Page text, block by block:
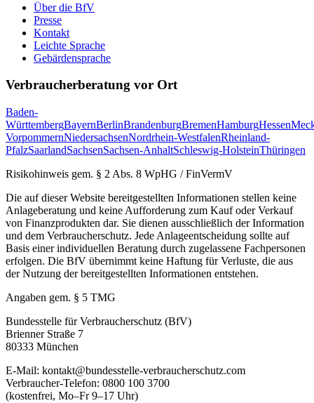
Über die BfV
Presse
Kontakt
Leichte Sprache
Gebärdensprache
Verbraucherberatung vor Ort
Baden-
WürttembergBayernBerlinBrandenburgBremenHamburgHessen
VorpommernNiedersachsenNordrhein-WestfalenRheinland-
PfalzSaarlandSachsenSachsen-AnhaltSchleswig-HolsteinThüringen
Risikohinweis gem. § 2 Abs. 8 WpHG / FinVermV
Die auf dieser Website bereitgestellten Informationen stellen keine
Anlageberatung und keine Aufforderung zum Kauf oder Verkauf
von Finanzprodukten dar. Sie dienen ausschließlich der Information
und dem Verbraucherschutz. Jede Anlageentscheidung sollte auf
Basis einer individuellen Beratung durch zugelassene Fachpersonen
erfolgen. Die BfV übernimmt keine Haftung für Verluste, die aus
der Nutzung der bereitgestellten Informationen entstehen.
Angaben gem. § 5 TMG
Bundesstelle für Verbraucherschutz (BfV)
Brienner Straße 7
80333 München
E-Mail: kontakt@bundesstelle-verbraucherschutz.com
Verbraucher-Telefon: 0800 100 3700
(kostenfrei, Mo–Fr 9–17 Uhr)